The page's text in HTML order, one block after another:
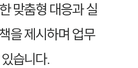
맞춤형 대응과 실
을 제시하며 업무
습니다.